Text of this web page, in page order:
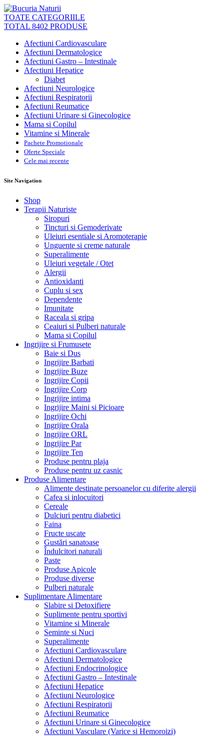
TOATE CATEGORIILE
TOTAL 8402 PRODUSE
Afectiuni Cardiovasculare
Afectiuni Dermatologice
Afectiuni Gastro – Intestinale
Afectiuni Hepatice
Diabet
Afectiuni Neurologice
Afectiuni Respiratorii
Afectiuni Reumatice
Afectiuni Urinare si Ginecologice
Mama si Copilul
Vitamine si Minerale
Pachete Promotionale
Oferte Speciale
Cele mai recente
Site Navigation
Shop
Terapii Naturiste
Siropuri
Tincturi si Gemoderivate
Uleiuri esentiale si Aromoterapie
Unguente si creme naturale
Superalimente
Uleiuri vegetale / Otet
Alergii
Antioxidanti
Cuplu si sex
Dependente
Imunitate
Raceala si gripa
Ceaiuri si Pulberi naturale
Mama si Copilul
Ingrijire si Frumusete
Baie si Dus
Ingrijire Barbati
Ingrijire Buze
Ingrijire Copii
Ingrijire Corp
Ingrijire intima
Ingrijire Maini si Picioare
Ingrijire Ochi
Ingrijire Orala
Ingrijire ORL
Ingrijire Par
Ingrijire Ten
Produse pentru plaja
Produse pentru uz casnic
Produse Alimentare
Alimente destinate persoanelor cu diferite alergii
Cafea si inlocuitori
Cereale
Dulciuri pentru diabetici
Faina
Fructe uscate
Gustări sanatoase
Îndulcitori naturali
Paste
Produse Apicole
Produse diverse
Pulberi naturale
Suplimentare Alimentare
Slabire si Detoxifiere
Suplimente pentru sportivi
Vitamine si Minerale
Seminte si Nuci
Superalimente
Afectiuni Cardiovasculare
Afectiuni Dermatologice
Afectiuni Endocrinologice
Afectiuni Gastro – Intestinale
Afectiuni Hepatice
Afectiuni Neurologice
Afectiuni Respiratorii
Afectiuni Reumatice
Afectiuni Urinare si Ginecologice
Afectiuni Vasculare (Varice si Hemoroizi)